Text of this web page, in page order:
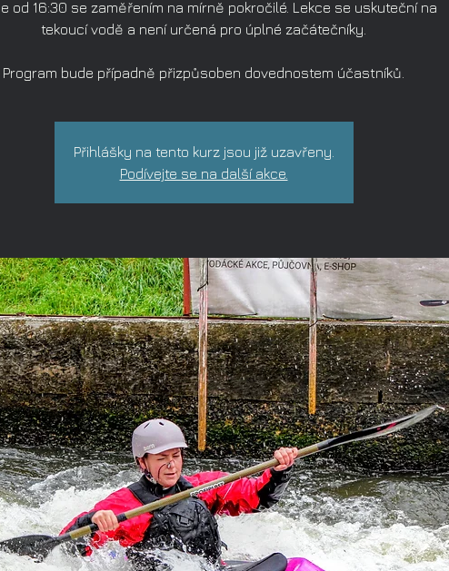
od 16:30 se zaměřením na mírně pokročilé. Lekce se uskuteční na
tekoucí vodě a není určená pro úplné začátečníky.
Program bude případně přizpůsoben dovednostem účastníků.
Přihlášky na tento kurz jsou již uzavřeny.
Podívejte se na další akce.